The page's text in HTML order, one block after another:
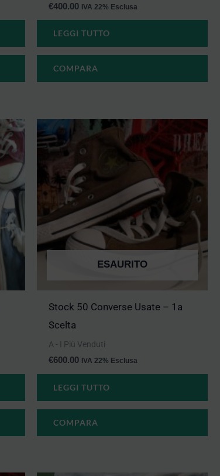
€400.00 IVA 22% Esclusa
LEGGI TUTTO
COMPARA
ESAURITO
Stock 50 Converse Usate – 1a
Scelta
A - I Più Venduti
€600.00 IVA 22% Esclusa
LEGGI TUTTO
COMPARA